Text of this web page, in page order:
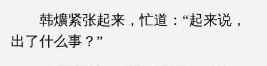
韩爌紧张起来，忙道：“起来说，
出了什么事？”